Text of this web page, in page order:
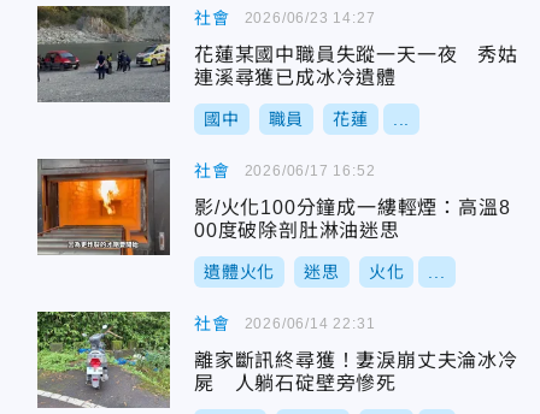
社會
花蓮某國中職員失蹤一天一夜 秀姑
連溪尋獲已成冰冷遺體
國中 職員 花蓮
2026/06/23 14:27
社會
影/火化100分鐘成一縷輕煙：高溫8
00度破除剖肚淋油迷思
遺體火化 迷思 火化
2026/06/17 16:52
社會
離家斷訊終尋獲！妻淚崩丈夫淪冰冷
屍 人躺石碇壁旁慘死
2026/06/14 22:31